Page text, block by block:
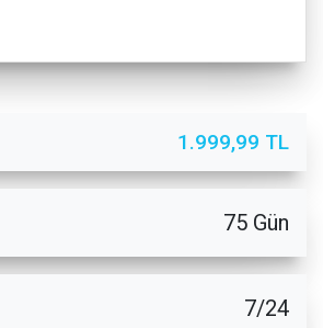
1.999,99 TL
75 Gün
7/24